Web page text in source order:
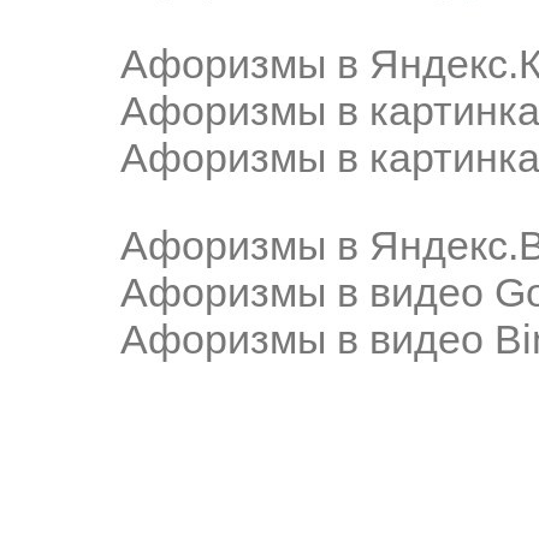
Афоризмы в
Афоризмы в
Афоризмы в
Афоризмы в
Афоризмы в видео
Афоризмы в видео